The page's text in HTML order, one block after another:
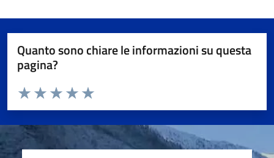
Quanto sono chiare le informazioni su questa
pagina?
Valuta da 1 a 5 stelle la pagina
Valuta 5 stelle su 5
Valuta 4 stelle su 5
Valuta 3 stelle su 5
Valuta 2 stelle su 5
Valuta 1 stelle su 5